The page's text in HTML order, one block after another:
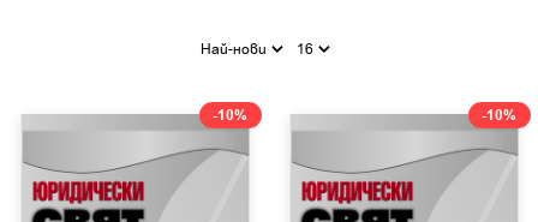
Най-нови 16
-10% -10%